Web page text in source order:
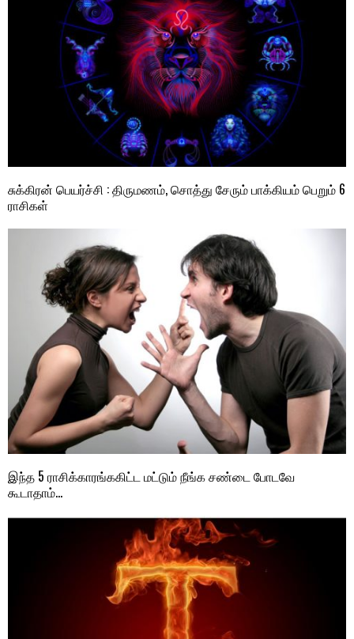
சுக்கிரன் பெயர்ச்சி : திருமணம், சொத்து சேரும் பாக்கியம் பெறும் 6
ராசிகள்
இந்த 5 ராசிக்காரங்ககிட்ட மட்டும் நீங்க சண்டை போடவே
கூடாதாம்…